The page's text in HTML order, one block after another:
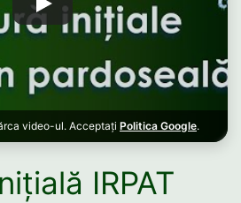
video-ul. Acceptați Politica Google.
IRPAT